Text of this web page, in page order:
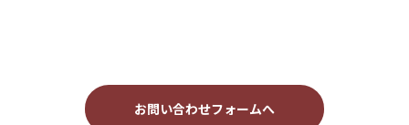
お問い合わせフォームへ